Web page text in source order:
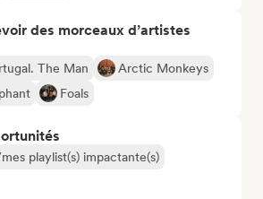
des morceaux d’artistes
The Man
Arctic Monkeys
Foals
playlist(s) impactante(s)